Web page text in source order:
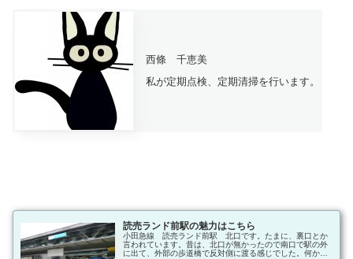
西條 千恵美
私が定期点検、定期清掃を行います。
読売ランド前駅の魅力はこちら
小田急線 読売ランド前駅 北口です。たまに、裏口とか
言われています。昔は、北口が無かったので南口で駅の外
に出て、外部の歩道橋で反対側に渡る感じでした。何かで